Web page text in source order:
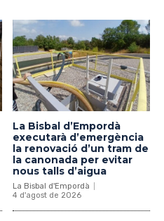
La Bisbal d’Empordà
executarà d’emergència
la renovació d’un tram de
la canonada per evitar
nous talls d’aigua
La Bisbal d'Empordà
4 d'agost de 2026